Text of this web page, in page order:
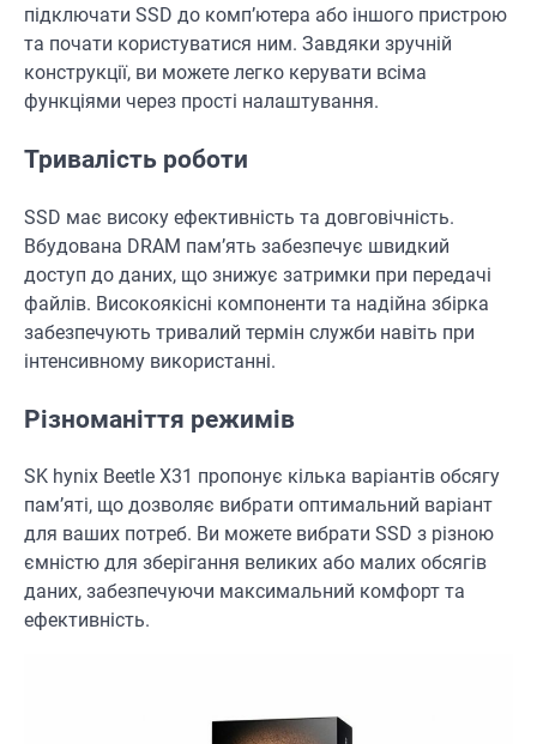
підключати SSD до комп’ютера або іншого пристрою
та почати користуватися ним. Завдяки зручній
конструкції, ви можете легко керувати всіма
функціями через прості налаштування.
Тривалість роботи
SSD має високу ефективність та довговічність.
Вбудована DRAM пам’ять забезпечує швидкий
доступ до даних, що знижує затримки при передачі
файлів. Високоякісні компоненти та надійна збірка
забезпечують тривалий термін служби навіть при
інтенсивному використанні.
Різноманіття режимів
SK hynix Beetle X31 пропонує кілька варіантів обсягу
пам’яті, що дозволяє вибрати оптимальний варіант
для ваших потреб. Ви можете вибрати SSD з різною
ємністю для зберігання великих або малих обсягів
даних, забезпечуючи максимальний комфорт та
ефективність.